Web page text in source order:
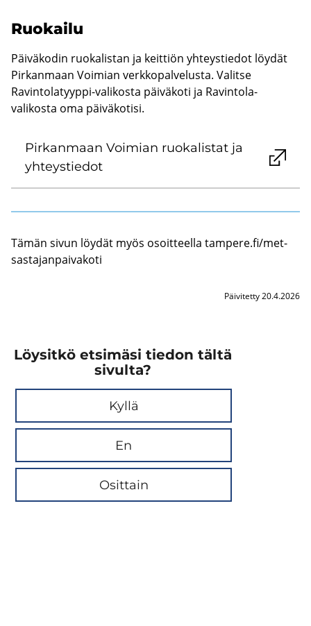
Ruo­kai­lu
Päiväkodin ruokalistan ja keittiön yhteystiedot löydät
Pirkanmaan Voimian verkkopalvelusta. Valitse
Ravintolatyyppi-valikosta päiväkoti ja Ravintola-
valikosta oma päiväkotisi.
Pir­kan­maan Voi­mian ruo­ka­lis­tat ja
yh­teys­tie­dot
Tämän sivun löy­dät myös osoit­teel­la tam­pe­re.fi/met­
sas­ta­jan­pai­va­ko­ti
Päivitetty 20.4.2026
Löysitkö etsimäsi tiedon tältä
sivulta?
Kyllä
En
Osittain